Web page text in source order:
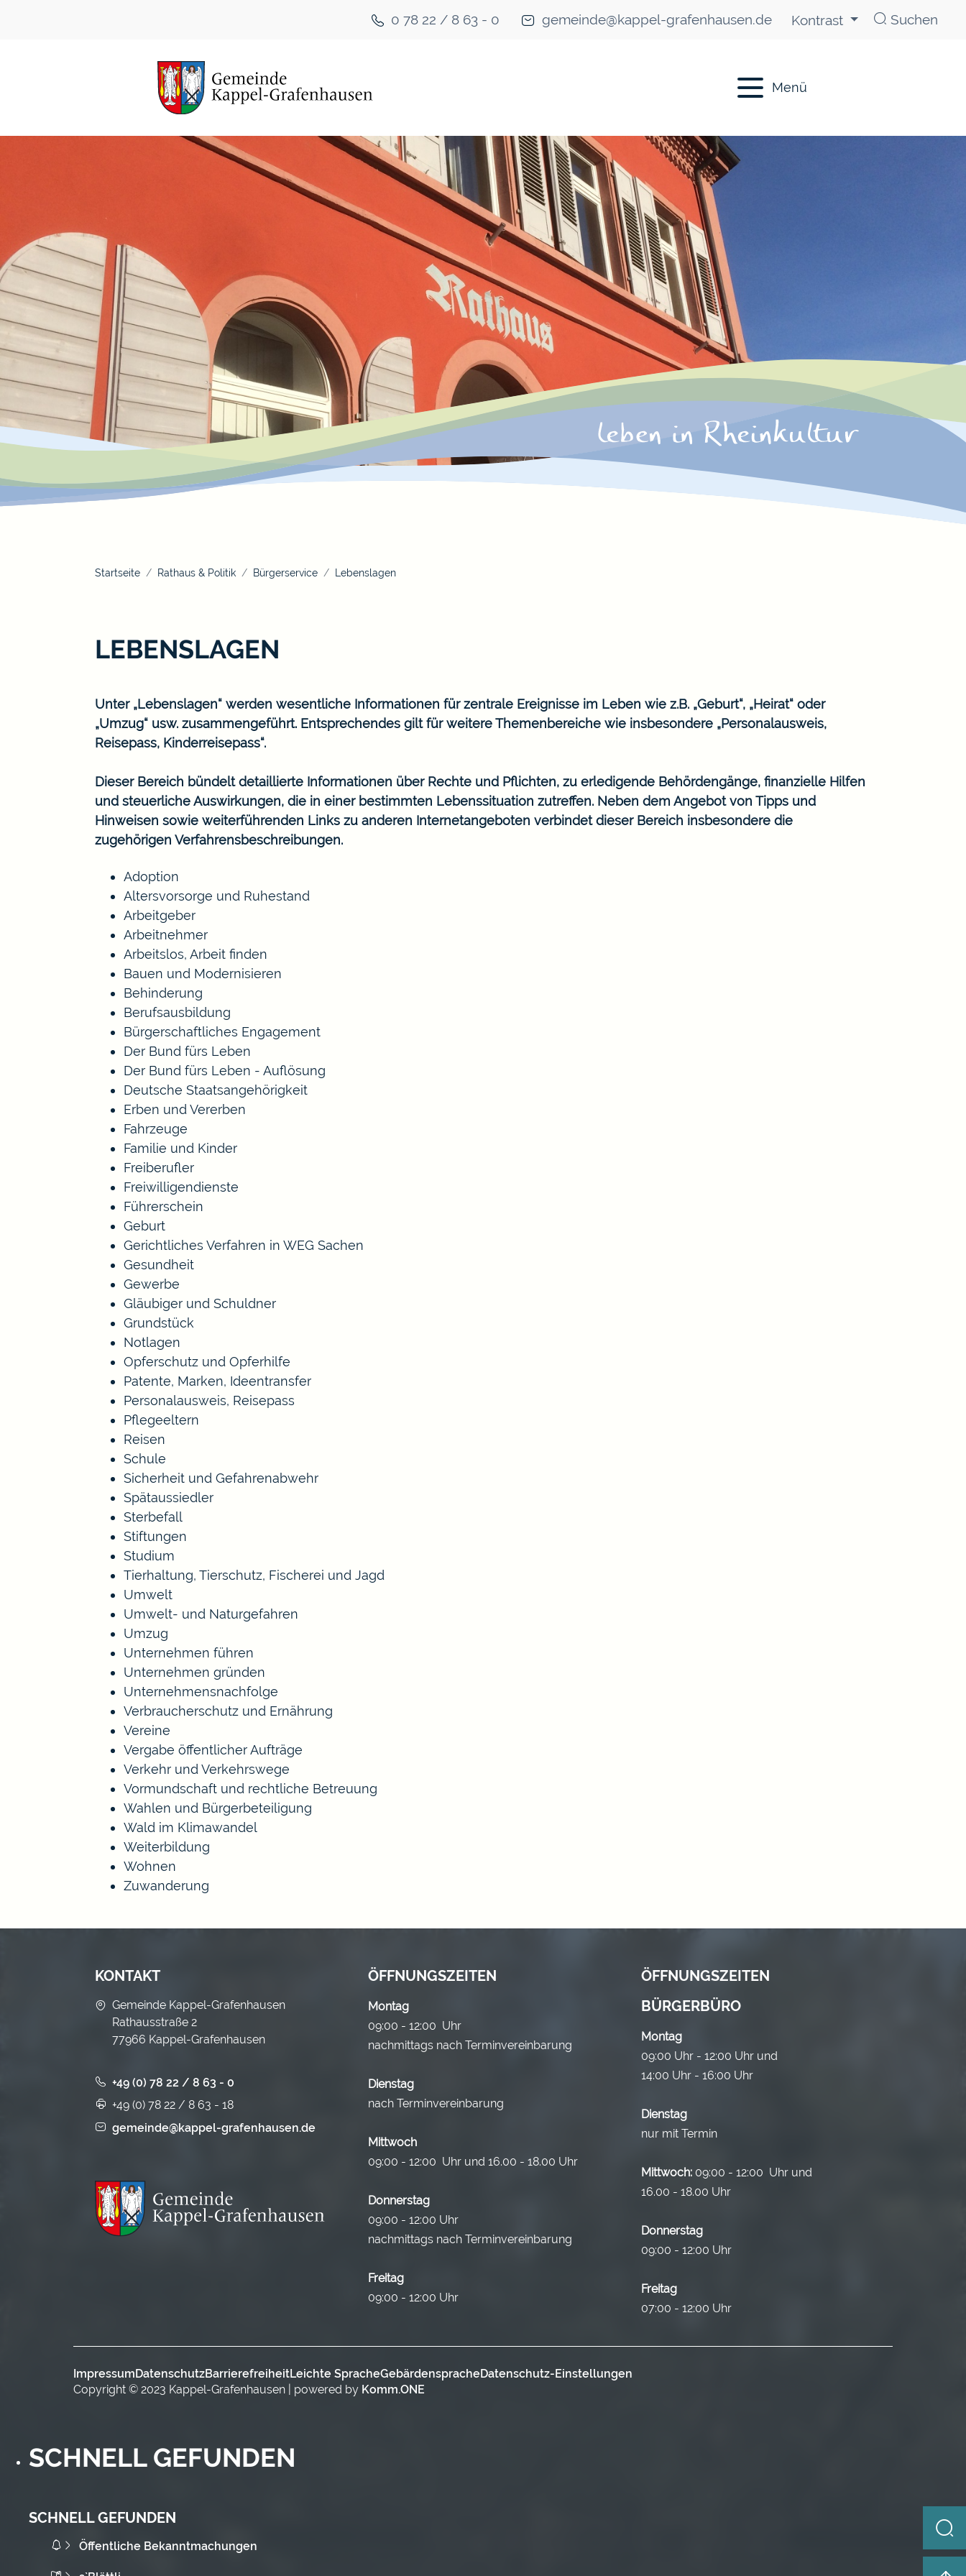
0 78 22 / 8 63 - 0 gemeinde@kappel-grafenhausen.de Kontrast Suchen
Menü
Startseite Rathaus & Politik Bürgerservice Lebenslagen
LEBENSLAGEN
Unter „Lebenslagen“ werden wesentliche Informationen für zentrale Ereignisse im Leben wie z.B. „Geburt“, „Heirat“ oder
„Umzug“ usw. zusammengeführt. Entsprechendes gilt für weitere Themenbereiche wie insbesondere „Personalausweis,
Reisepass, Kinderreisepass“.
Dieser Bereich bündelt detaillierte Informationen über Rechte und Pflichten, zu erledigende Behördengänge, finanzielle Hilfen
und steuerliche Auswirkungen, die in einer bestimmten Lebenssituation zutreffen. Neben dem Angebot von Tipps und
Hinweisen sowie weiterführenden Links zu anderen Internetangeboten verbindet dieser Bereich insbesondere die
zugehörigen Verfahrensbeschreibungen.
Adoption
Altersvorsorge und Ruhestand
Arbeitgeber
Arbeitnehmer
Arbeitslos, Arbeit finden
Bauen und Modernisieren
Behinderung
Berufsausbildung
Bürgerschaftliches Engagement
Der Bund fürs Leben
Der Bund fürs Leben - Auflösung
Deutsche Staatsangehörigkeit
Erben und Vererben
Fahrzeuge
Familie und Kinder
Freiberufler
Freiwilligendienste
Führerschein
Geburt
Gerichtliches Verfahren in WEG Sachen
Gesundheit
Gewerbe
Gläubiger und Schuldner
Grundstück
Notlagen
Opferschutz und Opferhilfe
Patente, Marken, Ideentransfer
Personalausweis, Reisepass
Pflegeeltern
Reisen
Schule
Sicherheit und Gefahrenabwehr
Spätaussiedler
Sterbefall
Stiftungen
Studium
Tierhaltung, Tierschutz, Fischerei und Jagd
Umwelt
Umwelt- und Naturgefahren
Umzug
Unternehmen führen
Unternehmen gründen
Unternehmensnachfolge
Verbraucherschutz und Ernährung
Vereine
Vergabe öffentlicher Aufträge
Verkehr und Verkehrswege
Vormundschaft und rechtliche Betreuung
Wahlen und Bürgerbeteiligung
Wald im Klimawandel
Weiterbildung
Wohnen
Zuwanderung
KONTAKT
Gemeinde Kappel-Grafenhausen
Rathausstraße 2
77966 Kappel-Grafenhausen
+49 (0) 78 22 / 8 63 - 0
+49 (0) 78 22 / 8 63 - 18
gemeinde@kappel-grafenhausen.de
ÖFFNUNGSZEITEN
Montag
09:00 - 12:00 Uhr
nachmittags nach Terminvereinbarung
Dienstag
nach Terminvereinbarung
Mittwoch
09:00 - 12:00 Uhr und 16.00 - 18.00 Uhr
Donnerstag
09:00 - 12:00 Uhr
nachmittags nach Terminvereinbarung
Freitag
09:00 - 12:00 Uhr
ÖFFNUNGSZEITEN
BÜRGERBÜRO
Montag
09:00 Uhr - 12:00 Uhr und
14:00 Uhr - 16:00 Uhr
Dienstag
nur mit Termin
Mittwoch: 09:00 - 12:00 Uhr und
16.00 - 18.00 Uhr
Donnerstag
09:00 - 12:00 Uhr
Freitag
07:00 - 12:00 Uhr
ImpressumDatenschutzBarrierefreiheitLeichte SpracheGebärdenspracheDatenschutz-Einstellungen
Copyright © 2023 Kappel-Grafenhausen | powered by Komm.ONE
SCHNELL GEFUNDEN
SCHNELL GEFUNDEN
Öffentliche Bekanntmachungen